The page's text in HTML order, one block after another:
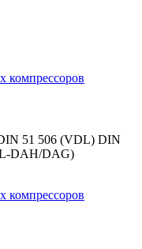
компрессоров
51 506 (VDL) DIN
DAH/DAG)
компрессоров